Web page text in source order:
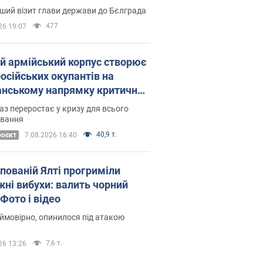
Це перший візит глави держави до Бєлграда
19:07 477
армійський корпус створює
окупантів на
напрямку критичний
як це вдалося
переростає у кризу для всього
7.08.2026 16:40 40,9 т.
Ялті прогриміли
вибухи: валить чорний
і відео
опинилося під атакою
13:26 7,6 т.